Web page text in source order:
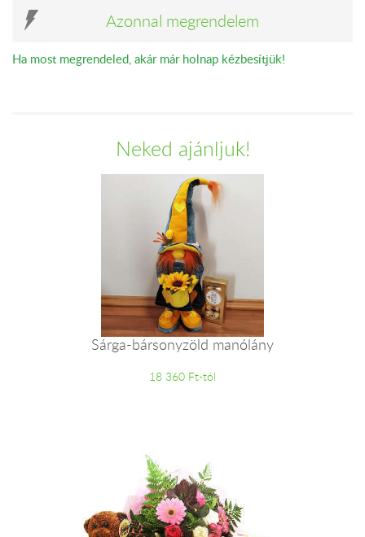
Azonnal megrendelem
Ha most megrendeled, akár már holnap kézbesítjük!
Neked ajánljuk!
Sárga-bársonyzöld manólány
18 360 Ft-tól